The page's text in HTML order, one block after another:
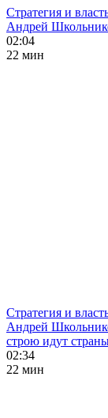
Стратегия и
Андрей
02:04
22 мин
Стратегия и
Андрей
строю идут
02:34
22 мин